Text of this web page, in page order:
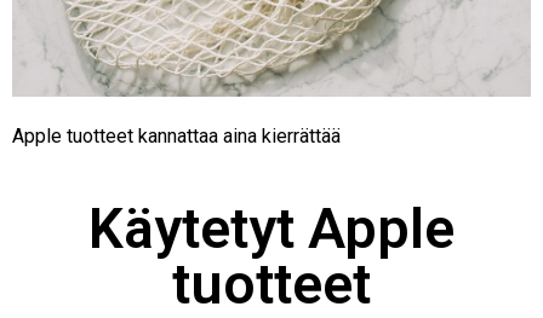
Apple tuotteet kannattaa aina kierrättää
Käytetyt Apple
tuotteet